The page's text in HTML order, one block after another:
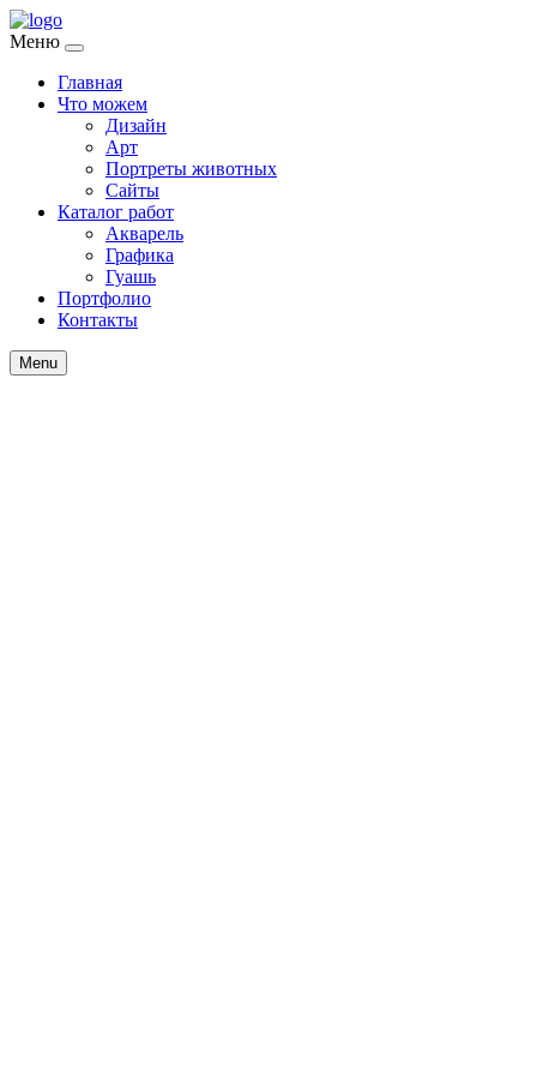
Меню
Главная
Что можем
Дизайн
Арт
Портреты животных
Сайты
Каталог работ
Акварель
Графика
Гуашь
Портфолио
Контакты
Menu